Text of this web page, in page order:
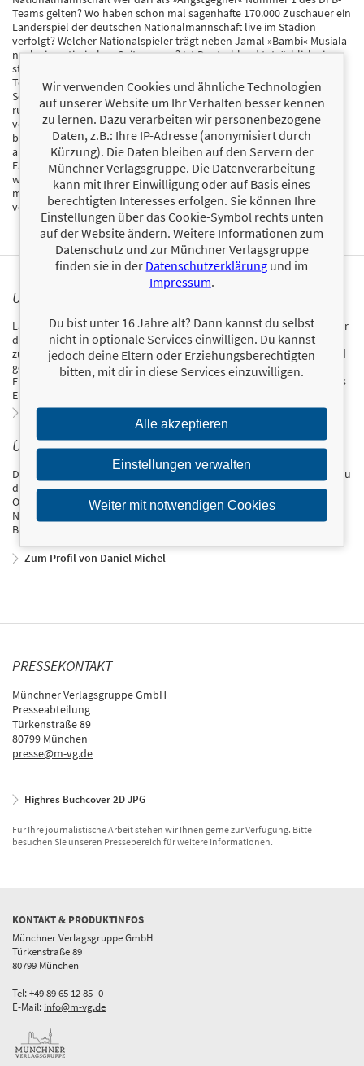
Teams gelten? Wo haben schon mal sagenhafte 170.000 Zuschauer ein
Länderspiel der deutschen Nationalmannschaft live im Stadion
verfolgt? Welcher Nationalspieler trägt neben Jamal »Bambi« Musiala
noch einen tierischen Spitznamen? Ist Deutschland tatsächlich eine
starke Mannschaft im Elfmeterschießen? Und was unterscheidet die
Toptorjäger Gerd Müller und Miroslav Klose? Ganz gleich ob Stadion,
Schule oder Stammtisch: Diese unterhaltsame Wissenssammlung
rund um die deutsche Nationalmannschaft schickt jeden Fan optimal
vorbereitet in den Fußball-Smalltalk – passend zur Heim-EURO 2024,
bei der ganz Deutschland auf ein neues Sommermärchen hofft. Wer
anlässlich dieses Großereignisses im Land beim Public Viewing, in der
Familie oder unter Freunden mit den eigenen Kenntnissen glänzen
will, ist mit diesem Buch rund um den viermaligen Weltmeister, seine
mehr als 1000 Länderspiele und über 950 Nationalspieler bestens
versorgt.
ÜBER LARS POLLMANN
Lars Pollmann begann seine journalistische Karriere als Kolumnist für
das englischsprachige Portal »Bleacher Report«. Seit 2018 gehört er
zur Redaktion des Onlineportals »fussball.news«. Borussia Dortmund
gebührt in seiner Arbeit stets ein großer Fokus. Der Bonner ist dem
Fußball zudem als ehemaliger Spieler und Trainer sowie bis heute als
Ehrenamtler im Nachwuchsbereich eng verbunden.
Zum Profil von Lars Pollmann
ÜBER DANIEL MICHEL
Daniel Michel, Jahrgang 1981, arbeitet seit 15 Jahren als Journalist. Zu
den beruflichen Stationen des gebürtigen Münchners zählen die
Online-Auftritte von Sport1 und Eurosport. 2015 gründete er das
Nachrichtenportal fussball.news, für das er vor Ort über den FC
Bayern berichtet.
Zum Profil von Daniel Michel
PRESSEKONTAKT
Münchner Verlagsgruppe GmbH
Presseabteilung
Türkenstraße 89
80799 München
presse@m-vg.de
Highres Buchcover 2D JPG
Für Ihre journalistische Arbeit stehen wir Ihnen gerne zur Verfügung. Bitte
besuchen Sie unseren Pressebereich für weitere Informationen.
KONTAKT & PRODUKTINFOS
Münchner Verlagsgruppe GmbH
Türkenstraße 89
80799 München
Tel: +49 89 65 12 85 -0
E-Mail: info@m-vg.de
Wir verwenden Cookies und ähnliche Technologien
auf unserer Website um Ihr Verhalten besser kennen
zu lernen. Dazu verarbeiten wir personenbezogene
Daten, z.B.: Ihre IP-Adresse (anonymisiert durch
Kürzung). Die Daten bleiben auf den Servern der
Münchner Verlagsgruppe. Die Datenverarbeitung
kann mit Ihrer Einwilligung oder auf Basis eines
berechtigten Interesses erfolgen. Sie können Ihre
Einstellungen über das Cookie-Symbol rechts unten
auf der Website ändern. Weitere Informationen zum
Datenschutz und zur Münchner Verlagsgruppe
finden sie in der Datenschutzerklärung und im
Impressum.
Du bist unter 16 Jahre alt? Dann kannst du selbst
nicht in optionale Services einwilligen. Du kannst
jedoch deine Eltern oder Erziehungsberechtigten
bitten, mit dir in diese Services einzuwilligen.
Alle akzeptieren
Einstellungen verwalten
Weiter mit notwendigen Cookies